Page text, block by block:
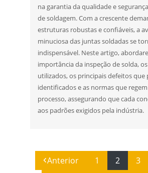
na garantia da qualidade e
de soldagem. Com a crescente
estruturas robustas e confiáveis, a
minuciosa das juntas soldadas se
indispensável. Neste artigo,
importância da inspeção de solda,
utilizados, os principais defeitos que
identificados e as normas que regem
processo, assegurando que cada
aos padrões exigidos pela indústria.
Anterior 1 2 3